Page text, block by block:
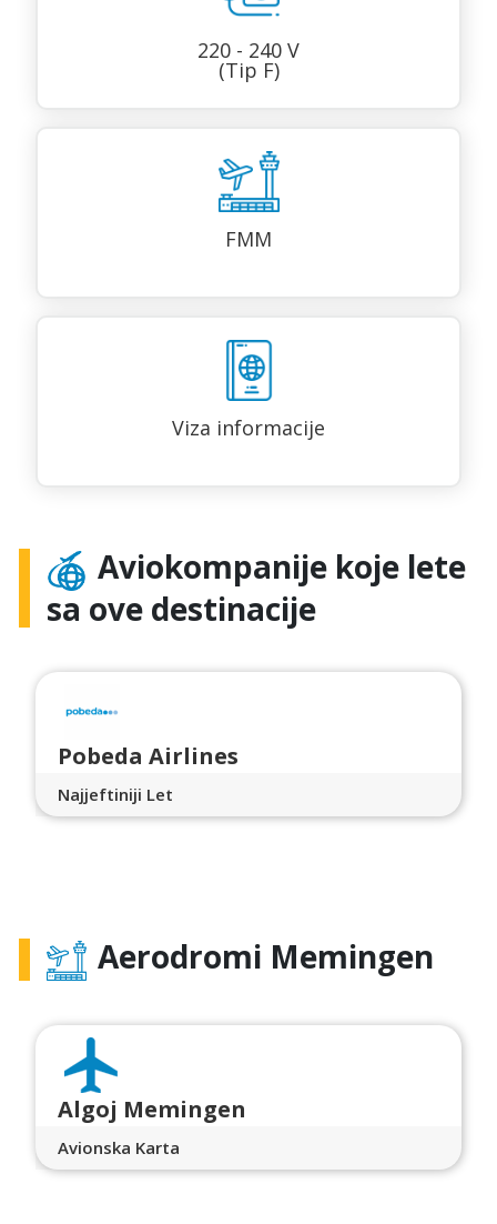
220 - 240 V
(Tip F)
FMM
Viza informacije
Aviokompanije koje lete
sa ove destinacije
Pobeda Airlines
Najjeftiniji Let
Aerodromi Memingen
Algoj Memingen
Avionska Karta